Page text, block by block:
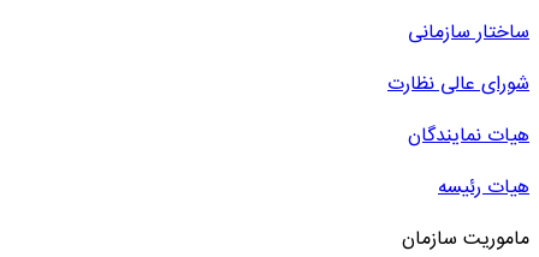
ساختار سازمانی
شورای عالی نظارت
هیات نمایندگان
هیات رئیسه
ماموریت سازمان